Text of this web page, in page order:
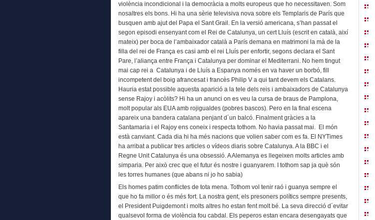
violència incondicional i la democràcia a molts europeus que ho necessitaven. Som
nosaltres els bons. Hi ha una sèrie televisiva nova sobre els Templaris de París que
busquen amb ajut del Papa el Sant Grail. En la versió americana, s’han passat el
segon episodi ensenyant com el Rei de Catalunya, un cert Lluís (escrit en català, així
mateix) per boca de l’ambaixador català a París demana en matrimoni la mà de la
filla del rei de França es casi amb el rei Lluís per enfortir, segons declara el Sant
Pare, l’aliança entre França i Catalunya per dominar el Mediterrani. No hem tingut
mai cap rei a Catalunya i de Lluís a Espanya només en va haver un borbó, fill
incompetent del boig afrancesat i francès Philip V a qui tant devem els Catalans.
Hauria estat possible aquesta aparició a la tele dels reis i ambaixadors de Catalunya
sense Rajoy i acòlits? Hi ha un anunci on es veu la cursa de braus de Pamplona,
molt popular als EUA amb rojigualdes (pobres bascos). Pero en la final escena
apareix una bandera catalana penjant d´un balcó. Finalment gràcies a la
Santamaria i el Rajoy ens coneix i respecta tothom. No havia passat mai. El món
està canviant. Cada dia hi ha més nacions que volien saber com es fa. El NYTimes
ha arribat a publicar tres articles o vídeos diaris sobre Catalunya. A la BBC i el
Regne Unit Catalunya és una obsessió. A Alemanya es llegeixen molts articles amb
simparia. Per això crec que el futur és nostre i guanyarem. I tothom sap ja què són
les torres humanes (que abans ni jo ho sabia)
Els homes patim conflictes de tota mena. Tothom vol tenir raó i guanya sempre el
que ho fa millor o és més fort. La nostra gent, els presoners polítics sempre presents,
el President Puigdemont i molts altres ho estan fent molt bé. La seva direcció d´evitar
qualsevol forma de violència fou cabdal. Els peperos estan encara desengayats que